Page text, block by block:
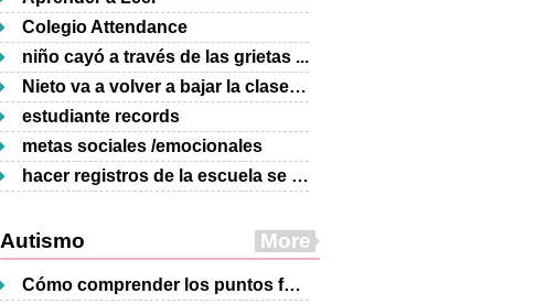
Colegio Attendance
niño cayó a través de las grietas ...
Nieto va a volver a bajar la clase de Inglés
estudiante records
metas sociales /emocionales
hacer registros de la escuela se remontan al jardín de infancia?
Autismo More
Cómo comprender los puntos fuertes autistas